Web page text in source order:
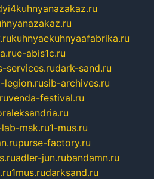
kuhnyaekuhnyaafabrika.ru
e-abis1c.ru
services.rudark-sand.ru
legion.rusib-archives.ru
venda-festival.ru
msk.ru1-mus.ru
purse-factory.ru
adler-jun.rubandamn.ru
1mus.rudarksand.ru